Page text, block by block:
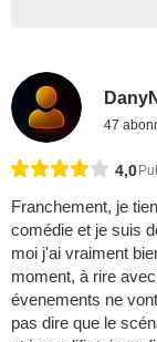
47
4,0
Franchement, je
comédie et je suis
moi j'ai vraiment
moment, à rire
évenements ne
pas dire que le